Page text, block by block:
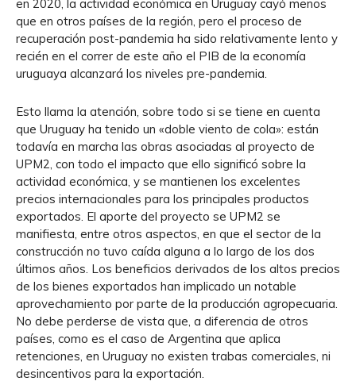
en 2020, la actividad económica en Uruguay cayó menos
que en otros países de la región, pero el proceso de
recuperación post-pandemia ha sido relativamente lento y
recién en el correr de este año el PIB de la economía
uruguaya alcanzará los niveles pre-pandemia.
Esto llama la atención, sobre todo si se tiene en cuenta
que Uruguay ha tenido un «doble viento de cola»: están
todavía en marcha las obras asociadas al proyecto de
UPM2, con todo el impacto que ello significó sobre la
actividad económica, y se mantienen los excelentes
precios internacionales para los principales productos
exportados. El aporte del proyecto se UPM2 se
manifiesta, entre otros aspectos, en que el sector de la
construcción no tuvo caída alguna a lo largo de los dos
últimos años. Los beneficios derivados de los altos precios
de los bienes exportados han implicado un notable
aprovechamiento por parte de la producción agropecuaria.
No debe perderse de vista que, a diferencia de otros
países, como es el caso de Argentina que aplica
retenciones, en Uruguay no existen trabas comerciales, ni
desincentivos para la exportación.